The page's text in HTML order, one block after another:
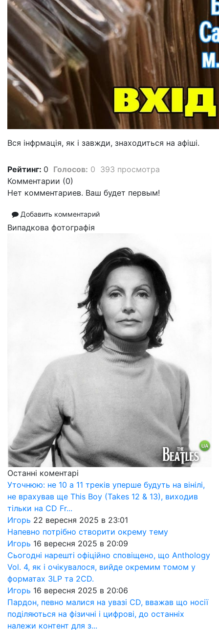
Вся інфрмація, як і завжди, знаходиться на афіші.
Рейтинг: 0 Голосов: 0 393 просмотра
Комментарии (0)
Нет комментариев. Ваш будет первым!
Добавить комментарий
Випадкова фотографія
Останні коментарі
Уточнюю: не 10 а 11 треків уперше будуть на вінілі,
не врахував ще This Boy (Takes 12 & 13), виходив
тільки на CD Fr...
Игорь 22 вересня 2025 в 23:01
Напевно потрібно створити окрему тему
Игорь 16 вересня 2025 в 20:09
Сьогодні нарешті офіційно сповіщено, що Anthology
Vol. 4, як і очікувалося, вийде окремим томом у
форматах 3LP та 2CD.
Игорь 16 вересня 2025 в 20:06
Пардон, певно малися на увазі CD, вважав що носії
поділяються на фізичні і цифрові, до останніх
належи контент для з...